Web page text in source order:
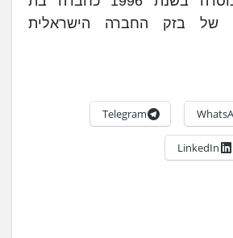
של בזק החברה הישראלית
Telegram
LinkedIn